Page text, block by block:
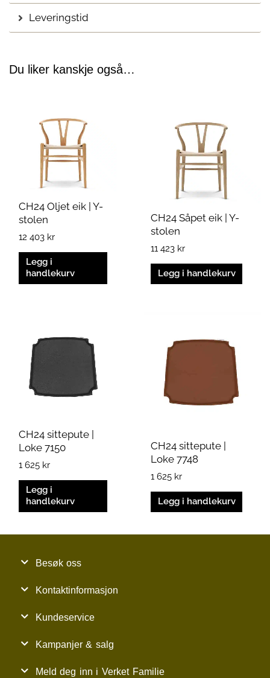
Leveringstid
Du liker kanskje også…
CH24 Oljet eik | Y-
stolen
12 403 kr
Legg i
handlekurv
CH24 Såpet eik | Y-
stolen
11 423 kr
Legg i handlekurv
CH24 sittepute |
Loke 7150
1 625 kr
Legg i
handlekurv
CH24 sittepute |
Loke 7748
1 625 kr
Legg i handlekurv
Besøk oss
Kontaktinformasjon
Kundeservice
Kampanjer & salg
Meld deg inn i Verket Familie